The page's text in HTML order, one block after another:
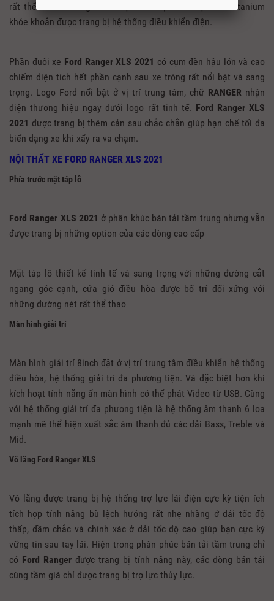
rất thể thao. Gương chiếu hậu xe được sơn mạ màu Titanium
khỏe khoắn được trang bị hệ thống điều khiển điện.
Phần đuôi xe Ford Ranger XLS 2021 có cụm đèn hậu lớn và cao
chiếm diện tích hết phần cạnh sau xe trông rất nổi bật và sang
trọng. Logo Ford nổi bật ở vị trí trung tâm, chữ RANGER nhận
diện thương hiệu ngay dưới logo rất tinh tế. Ford Ranger XLS
2021 được trang bị thêm cản sau chắc chắn giúp hạn chế tối đa
biến dạng xe khi xẩy ra va chạm.
NỘI THẤT XE FORD RANGER XLS 2021
Phía trước mặt táp lô
Ford Ranger XLS 2021 ở phân khúc bán tải tầm trung nhưng vẫn
được trang bị những option của các dòng cao cấp
Mặt táp lô thiết kế tinh tế và sang trọng với những đường cắt
ngang góc cạnh, cửa gió điều hòa được bố trí đối xứng với
những đường nét rất thể thao
Màn hình giải trí
Màn hình giải trí 8inch đặt ở vị trí trung tâm điều khiển hệ thống
điều hòa, hệ thống giải trí đa phương tiện. Và đặc biệt hơn khi
kích hoạt tính năng ẩn màn hình có thể phát Video từ USB. Cùng
với hệ thống giải trí đa phương tiện là hệ thống âm thanh 6 loa
mạnh mẽ thể hiện xuất sắc âm thanh đủ các dải Bass, Treble và
Mid.
Vô lăng Ford Ranger XLS
Vô lăng được trang bị hệ thống trợ lực lái điện cực kỳ tiện ích
tích hợp tính năng bù lệch hướng rất nhẹ nhàng ở dải tốc độ
thấp, đầm chắc và chính xác ở dải tốc độ cao giúp bạn cực kỳ
vững tin sau tay lái. Hiện trong phân phúc bán tải tầm trung chỉ
có Ford Ranger được trang bị tính năng này, các dòng bán tải
cùng tầm giá chỉ được trang bị trợ lực thủy lực.